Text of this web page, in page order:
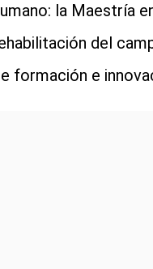
la Maestría
del
formación e